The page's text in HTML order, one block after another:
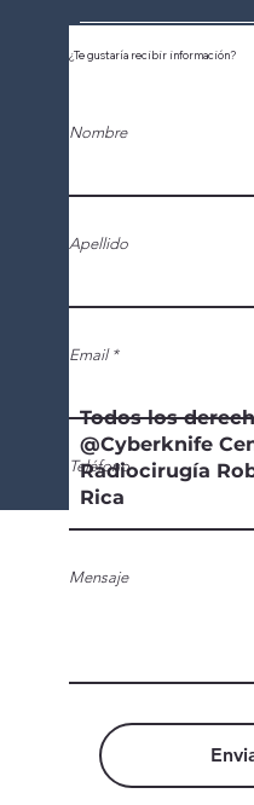
(506) 2296-
Diagonal a la
¿Te gustaría recibir información?
Nombre
Apellido
Email
Teléfono
Mensaje
Todos los
@Cyberknife
Radiocirugía
Rica